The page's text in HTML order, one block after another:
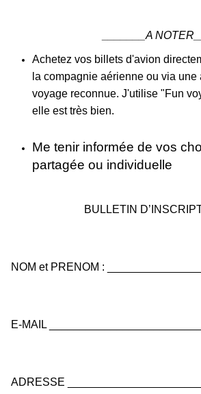
_______A
Achetez vos billets d'avion
la compagnie aérienne ou via une
voyage reconnue. J'utilise "Fun
elle est très bien.
Me tenir informée de vos
partagée ou individuelle
BULLETIN
NOM et PRENOM :
E-MAIL _________________________
ADRESSE